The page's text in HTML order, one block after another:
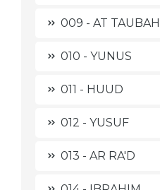
009 - AT TAUBAH
010 - YUNUS
011 - HUUD
012 - YUSUF
013 - AR RA'D